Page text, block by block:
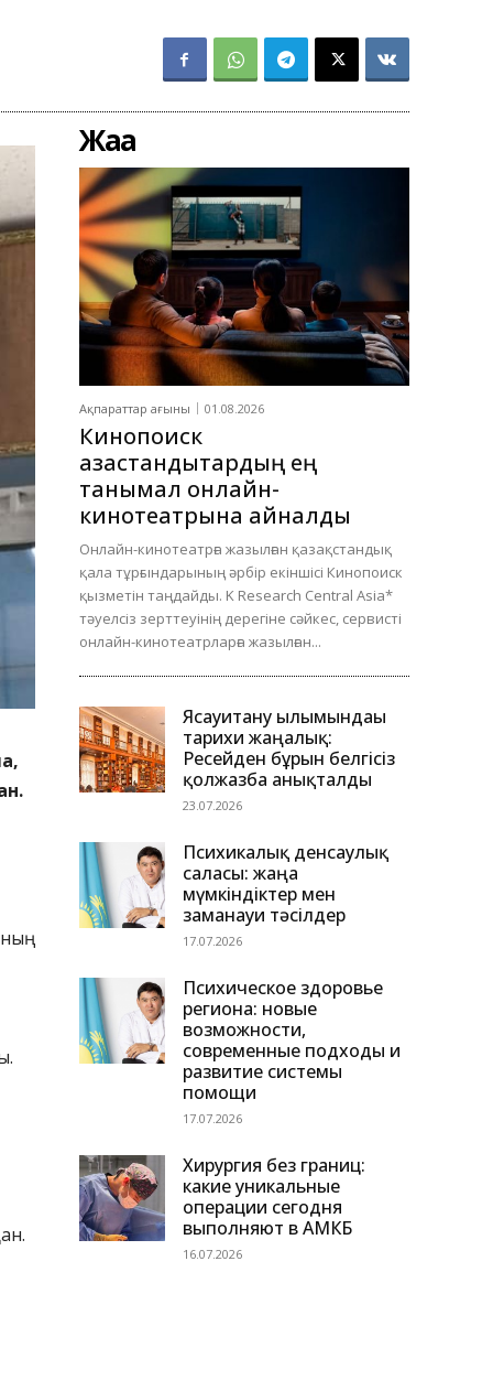
ның
Жаңа
Ақпараттар ағыны 01.08.2026
Кинопоиск
қазақстандықтардың ең
танымал онлайн-
кинотеатрына айналды
Онлайн-кинотеатрға жазылған қазақстандық
қала тұрғындарының әрбір екіншісі Кинопоиск
қызметін таңдайды. K Research Central Asia*
тәуелсіз зерттеуінің дерегіне сәйкес, сервисті
онлайн-кинотеатрларға жазылған...
Ясауитану ғылымындағы
тарихи жаңалық:
Ресейден бұрын белгісіз
қолжазба анықталды
23.07.2026
Психикалық денсаулық
саласы: жаңа
мүмкіндіктер мен
заманауи тәсілдер
17.07.2026
Психическое здоровье
региона: новые
возможности,
современные подходы и
развитие системы
помощи
17.07.2026
Хирургия без границ:
какие уникальные
операции сегодня
выполняют в АМКБ
16.07.2026